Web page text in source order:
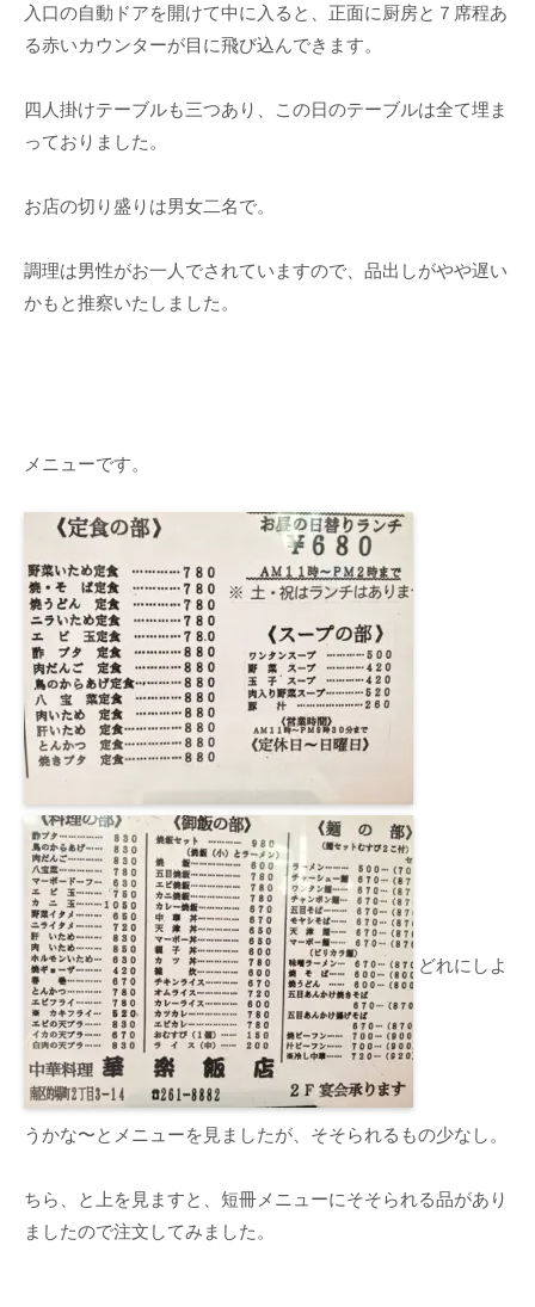
入口の自動ドアを開けて中に入ると、正面に厨房と７席程あ
る赤いカウンターが目に飛び込んできます。
四人掛けテーブルも三つあり、この日のテーブルは全て埋ま
っておりました。
お店の切り盛りは男女二名で。
調理は男性がお一人でされていますので、品出しがやや遅い
かもと推察いたしました。
メニューです。
どれにしよ
うかな〜とメニューを見ましたが、そそられるもの少なし。
ちら、と上を見ますと、短冊メニューにそそられる品があり
ましたので注文してみました。